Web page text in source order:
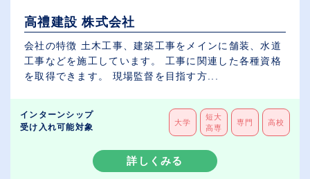
高禮建設 株式会社
会社の特徴 土木工事、建築工事をメインに舗装、水道
工事などを施工しています。 工事に関連した各種資格
を取得できます。 現場監督を目指す方...
インターンシップ
受け入れ可能対象
大学
短大
高専
専門 高校
詳しくみる